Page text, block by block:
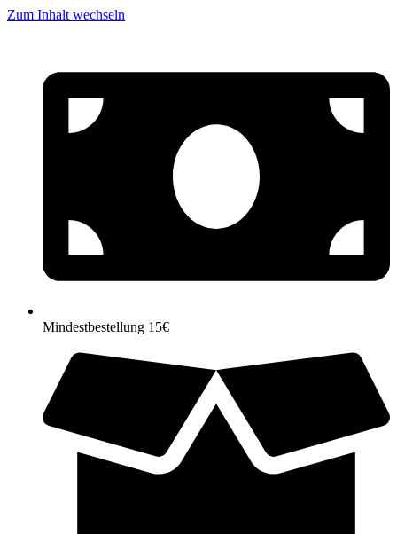
Zum Inhalt wechseln
Mindestbestellung 15€